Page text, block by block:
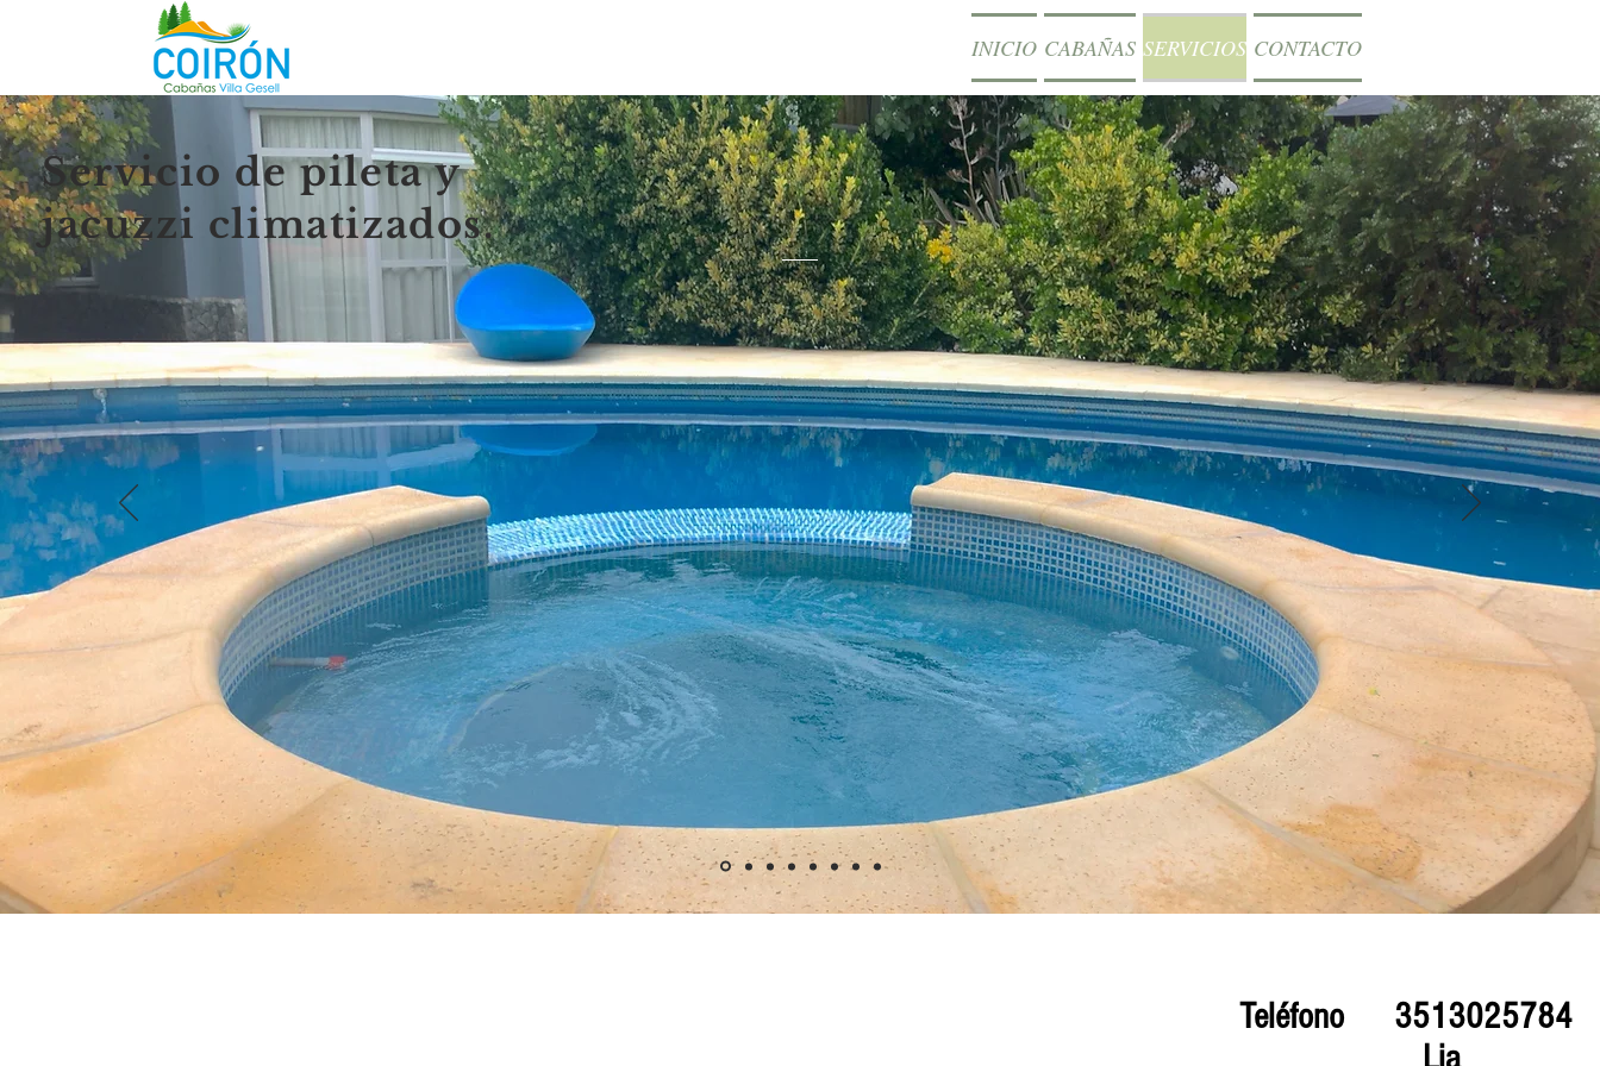
INICIO CABAÑAS SERVICIOS CONTACTO
Servicio de pileta y
jacuzzi climatizados.
Teléfono3513025784